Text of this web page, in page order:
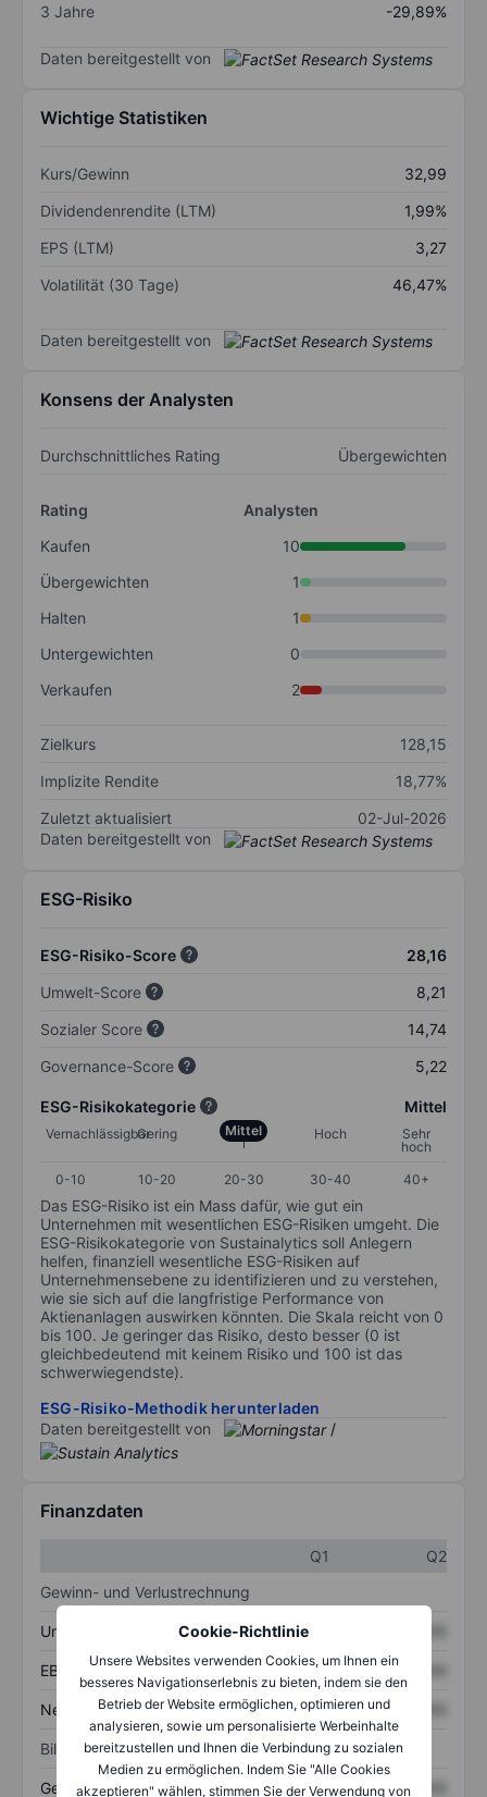
Cookie-Richtlinie
Unsere Websites verwenden Cookies, um Ihnen ein
besseres Navigationserlebnis zu bieten, indem sie den
Betrieb der Website ermöglichen, optimieren und
analysieren, sowie um personalisierte Werbeinhalte
bereitzustellen und Ihnen die Verbindung zu sozialen
Medien zu ermöglichen. Indem Sie "Alle Cookies
akzeptieren" wählen, stimmen Sie der Verwendung von
3 Jahre
-29,89%
Daten bereitgestellt von
Wichtige Statistiken
Kurs/Gewinn
32,99
Dividendenrendite (LTM)
1,99%
EPS (LTM)
3,27
Volatilität (30 Tage)
46,47%
Daten bereitgestellt von
Konsens der Analysten
Durchschnittliches Rating Übergewichten
Rating
Analysten
Kaufen
10
Übergewichten
1
Halten
1
Untergewichten
0
Verkaufen
2
Zielkurs
128,15
Implizite Rendite
18,77%
Zuletzt aktualisiert
02-Jul-2026
Daten bereitgestellt von
ESG-Risiko
ESG-Risiko-Score
28,16
Umwelt-Score
8,21
Sozialer Score
14,74
Governance-Score
5,22
ESG-Risikokategorie Mittel
VernachlässigbarGering Mittel Hoch
Sehr
hoch
0-10
10-20 20-30 30-40 40+
Das ESG-Risiko ist ein Mass dafür, wie gut ein
Unternehmen mit wesentlichen ESG-Risiken umgeht. Die
ESG-Risikokategorie von Sustainalytics soll Anlegern
helfen, finanziell wesentliche ESG-Risiken auf
Unternehmensebene zu identifizieren und zu verstehen,
wie sie sich auf die langfristige Performance von
Aktienanlagen auswirken könnten. Die Skala reicht von 0
bis 100. Je geringer das Risiko, desto besser (0 ist
gleichbedeutend mit keinem Risiko und 100 ist das
schwerwiegendste).
ESG-Risiko-Methodik herunterladen
Daten bereitgestellt von
/
Finanzdaten
Q1
Q2
Gewinn- und Verlustrechnung
Umsatz XXXXXXX
EBITDA XXXXXXX XXXXXXX
Nettoeinkommen XXXXXXX XXXXXXX
Bilanz
Gesamtvermögen XXXXXXX XXXXXXX